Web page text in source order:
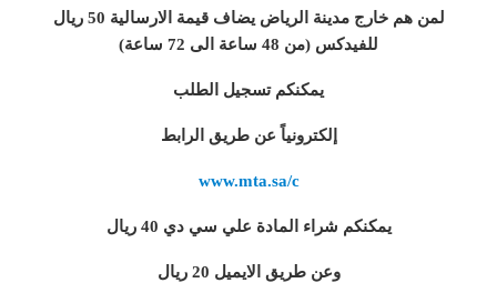
لمن هم خارج مدينة الرياض يضاف قيمة الارسالية 50 ريال
للفيدكس (من 48 ساعة الى 72 ساعة)
يمكنكم تسجيل الطلب
إلكترونياً عن طريق الرابط
www.mta.sa/c
يمكنكم شراء المادة علي سي دي 40 ريال
وعن طريق الايميل 20 ريال